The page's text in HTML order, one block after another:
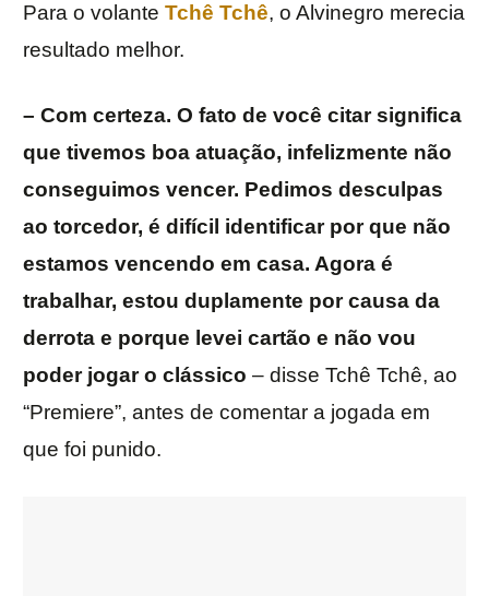
Para o volante Tchê Tchê, o Alvinegro merecia
resultado melhor.
– Com certeza. O fato de você citar significa
que tivemos boa atuação, infelizmente não
conseguimos vencer. Pedimos desculpas
ao torcedor, é difícil identificar por que não
estamos vencendo em casa. Agora é
trabalhar, estou duplamente por causa da
derrota e porque levei cartão e não vou
poder jogar o clássico – disse Tchê Tchê, ao
“Premiere”, antes de comentar a jogada em
que foi punido.